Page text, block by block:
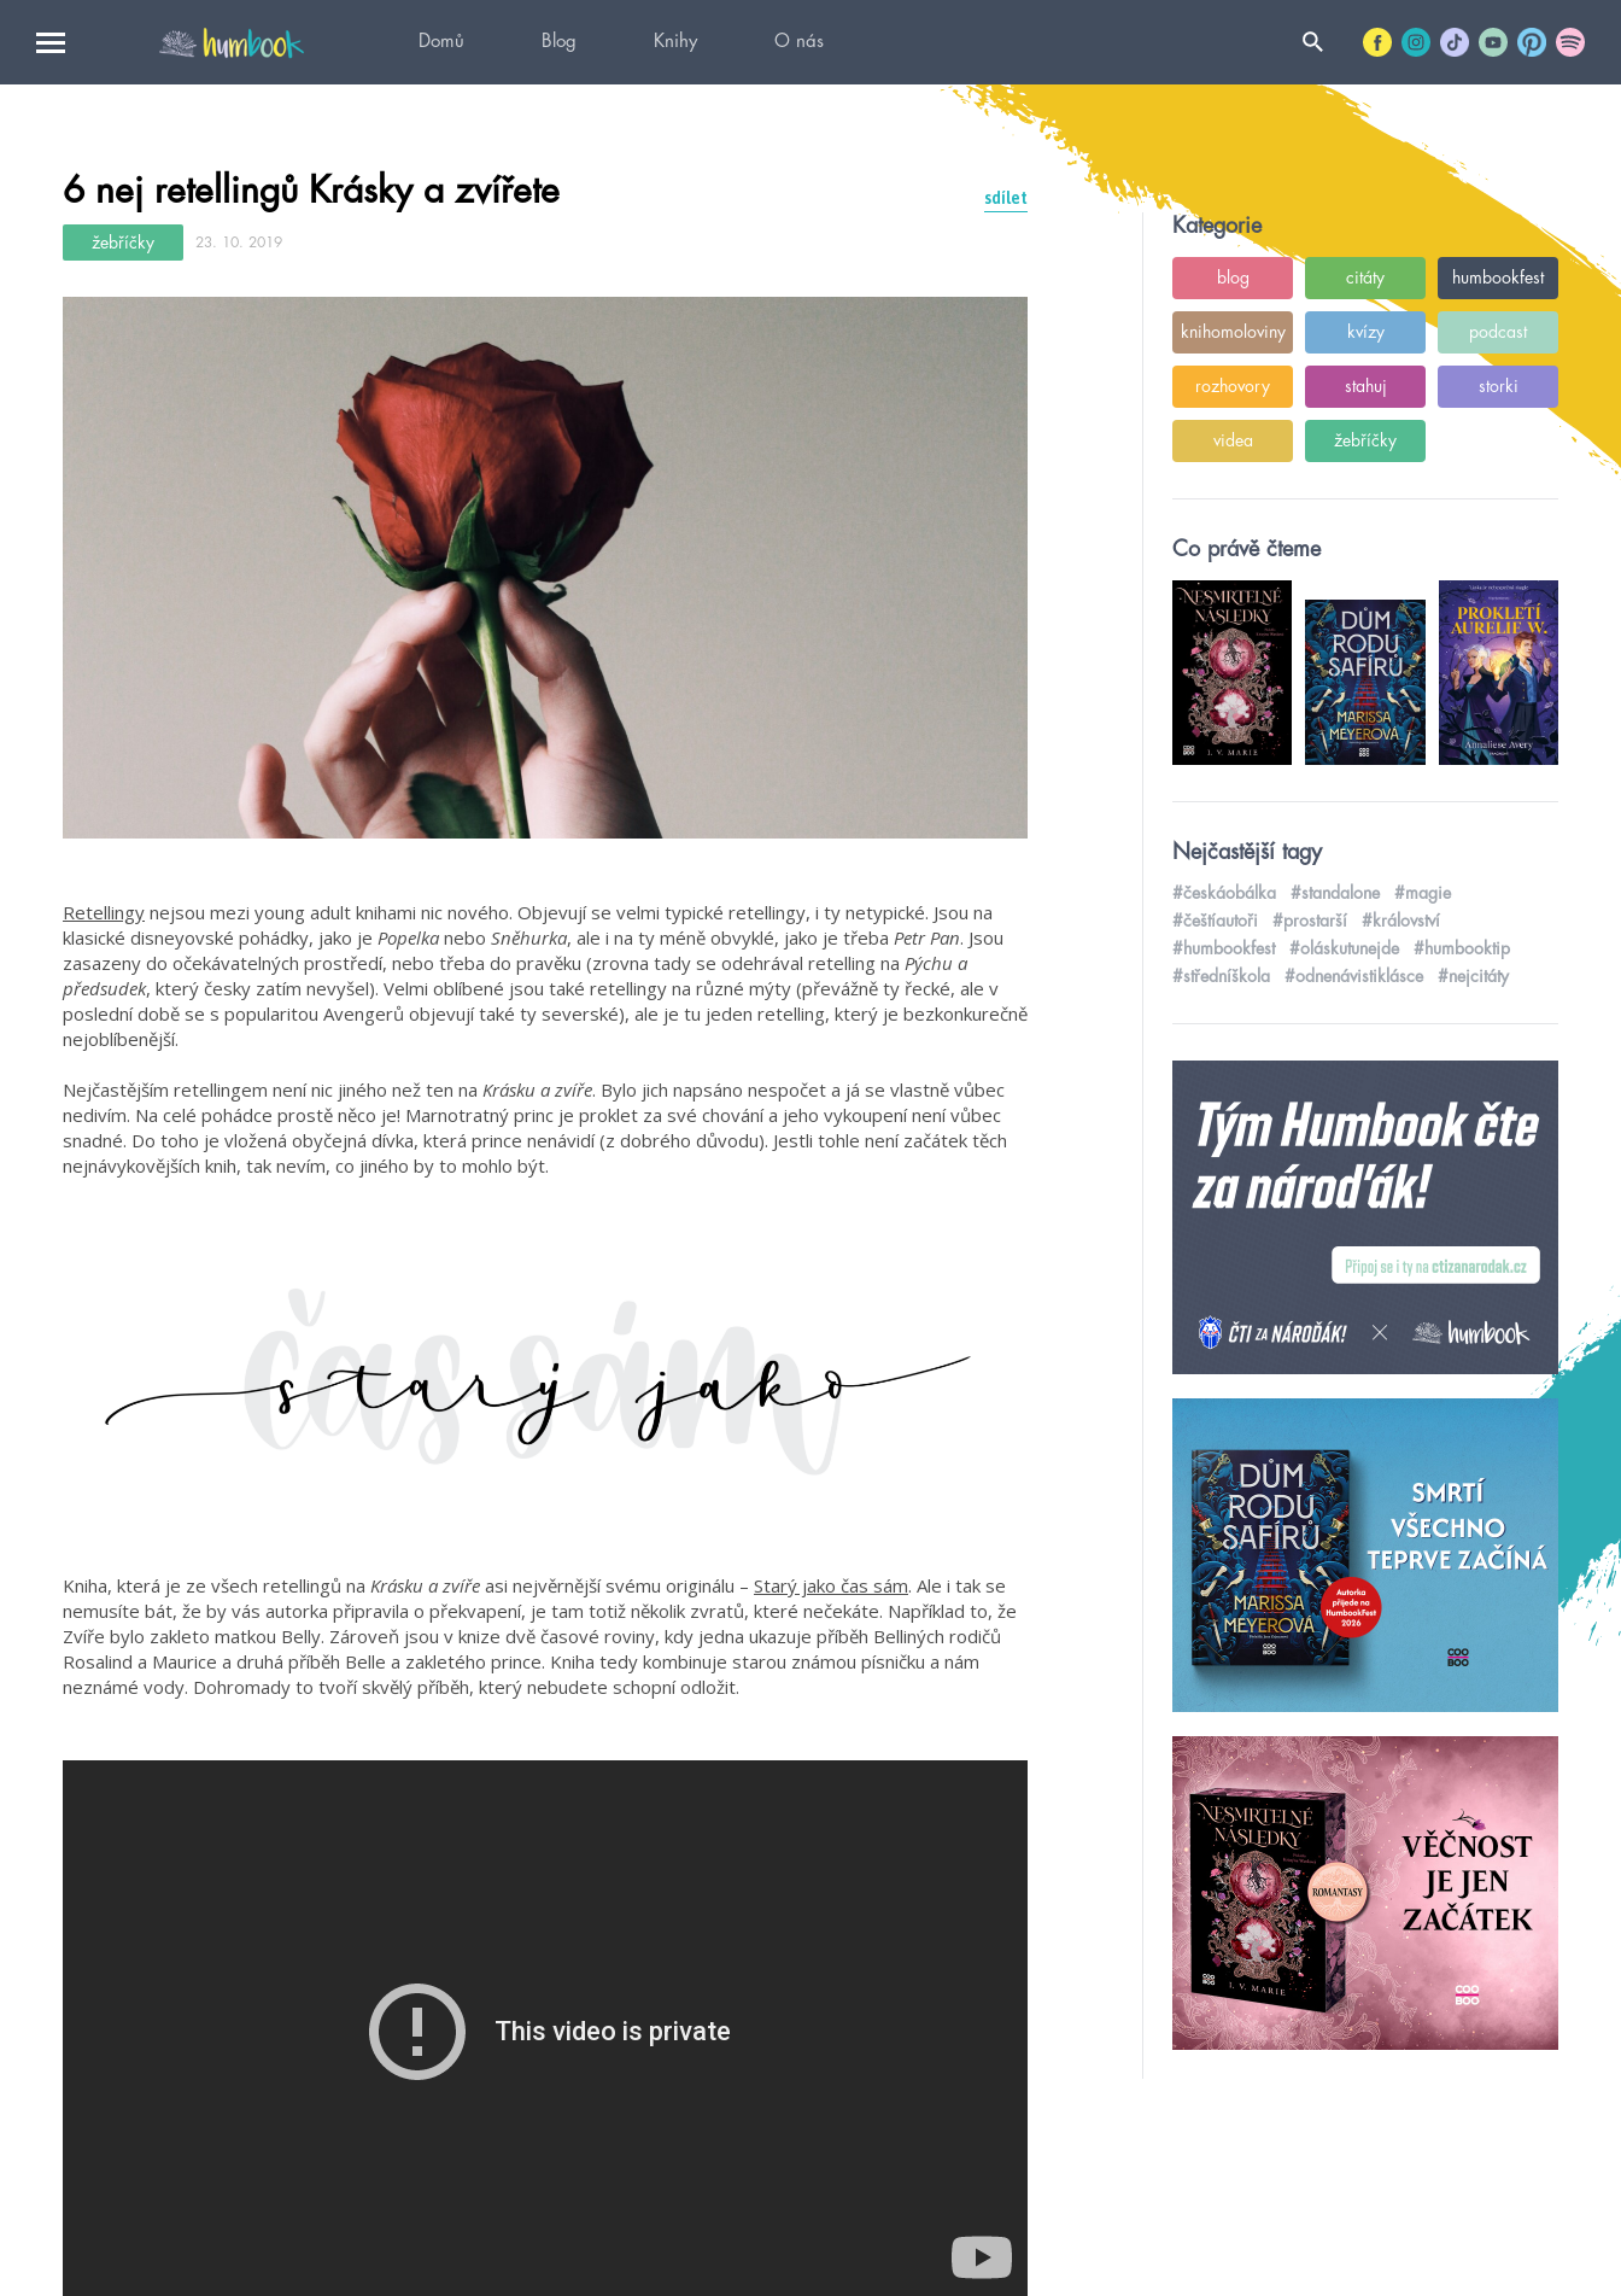
Domů Blog Knihy O nás
6 nej retellingů Krásky a zvířete sdílet
žebříčky 23. 10. 2019
Retellingy nejsou mezi young adult knihami nic nového. Objevují se velmi typické retellingy, i ty netypické. Jsou na
klasické disneyovské pohádky, jako je Popelka nebo Sněhurka, ale i na ty méně obvyklé, jako je třeba Petr Pan. Jsou
zasazeny do očekávatelných prostředí, nebo třeba do pravěku (zrovna tady se odehrával retelling na Pýchu a
předsudek, který česky zatím nevyšel). Velmi oblíbené jsou také retellingy na různé mýty (převážně ty řecké, ale v
poslední době se s popularitou Avengerů objevují také ty severské), ale je tu jeden retelling, který je bezkonkurečně
nejoblíbenější.
Nejčastějším retellingem není nic jiného než ten na Krásku a zvíře. Bylo jich napsáno nespočet a já se vlastně vůbec
nedivím. Na celé pohádce prostě něco je! Marnotratný princ je proklet za své chování a jeho vykoupení není vůbec
snadné. Do toho je vložená obyčejná dívka, která prince nenávidí (z dobrého důvodu). Jestli tohle není začátek těch
nejnávykovějších knih, tak nevím, co jiného by to mohlo být.
Kniha, která je ze všech retellingů na Krásku a zvíře asi nejvěrnější svému originálu – Starý jako čas sám. Ale i tak se
nemusíte bát, že by vás autorka připravila o překvapení, je tam totiž několik zvratů, které nečekáte. Například to, že
Zvíře bylo zakleto matkou Belly. Zároveň jsou v knize dvě časové roviny, kdy jedna ukazuje příběh Belliných rodičů
Rosalind a Maurice a druhá příběh Belle a zakletého prince. Kniha tedy kombinuje starou známou písničku a nám
neznámé vody. Dohromady to tvoří skvělý příběh, který nebudete schopní odložit.
Kategorie
blog citáty humbookfest
knihomoloviny kvízy podcast
rozhovory stahuj storki
videa žebříčky
Co právě čteme
Nejčastější tagy
#českáobálka #standalone
#magie
#češtíautoři
#prostarší
#království
#humbookfest
#oláskutunejde
#humbooktip
#středníškola
#odnenávistiklásce #nejcitáty